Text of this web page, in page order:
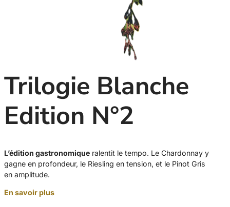
Trilogie Blanche
Edition N°2
L’édition gastronomique ralentit le tempo. Le Chardonnay y
gagne en profondeur, le Riesling en tension, et le Pinot Gris
en amplitude.
En savoir plus